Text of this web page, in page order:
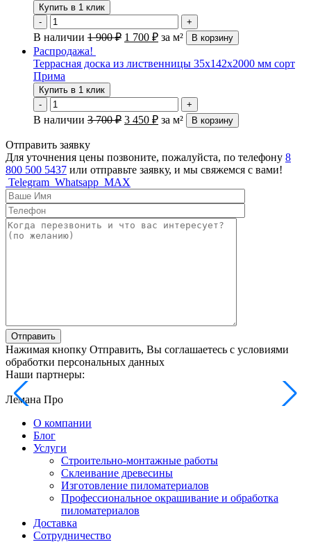
Купить в 1 клик
-
+
В наличии 1 900₽ 1 700 ₽ за м² В корзину
Распродажа!
Террасная доска из лиственницы 35х142х2000 мм сорт
Прима
Купить в 1 клик
-
+
В наличии 3 700₽ 3 450 ₽ за м² В корзину
Отправить заявку
Для уточнения цены позвоните, пожалуйста, по телефону 8
800 500 5437 или отправьте заявку, и мы свяжемся с вами!
Telegram Whatsapp MAX
Отправить
Нажимая кнопку Отправить, Вы соглашаетесь с условиями
обработки персональных данных
Наши партнеры:
Лемана Про
О компании
Блог
Услуги
Строительно-монтажные работы
Склеивание древесины
Изготовление пиломатериалов
Профессиональное окрашивание и обработка
пиломатериалов
Доставка
Сотрудничество